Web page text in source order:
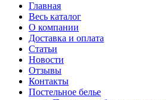
Главная
Весь каталог
О компании
Доставка и оплата
Статьи
Новости
Отзывы
Контакты
Постельное белье